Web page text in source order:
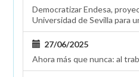
Democratizar Endesa,
Universidad de Sevilla para
27/06/2025
Ahora más que nunca: al